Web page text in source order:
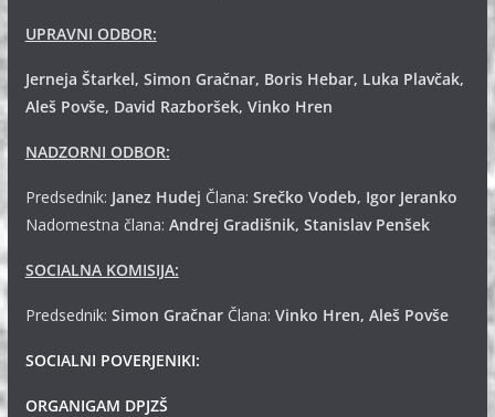
UPRAVNI ODBOR:
Jerneja Štarkel, Simon Gračnar, Boris Hebar, Luka Plavčak,
Aleš Povše, David Razboršek, Vinko Hren
NADZORNI ODBOR:
Predsednik: Janez Hudej Člana: Srečko Vodeb, Igor Jeranko
Nadomestna člana: Andrej Gradišnik, Stanislav Penšek
SOCIALNA KOMISIJA:
Predsednik: Simon GračnarČlana: Vinko Hren, Aleš Povše
SOCIALNI POVERJENIKI:
ORGANIGAM DPJZŠ